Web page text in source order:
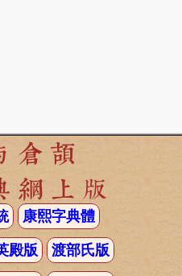
倉頡
網上版
康熙字典體
殿版 渡部氏版